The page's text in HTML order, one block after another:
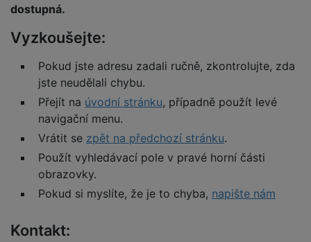
dostupná.
Vyzkoušejte:
Pokud jste adresu zadali ručně, zkontrolujte, zda
jste neudělali chybu.
Přejít na úvodní stránku, případně použít levé
navigační menu.
Vrátit se zpět na předchozí stránku.
Použít vyhledávací pole v pravé horní části
obrazovky.
Pokud si myslíte, že je to chyba, napište nám
Kontakt: